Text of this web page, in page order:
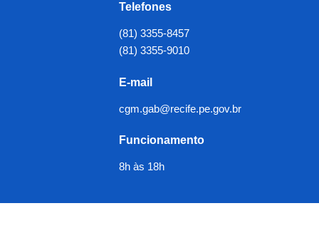
Telefones
(81) 3355-8457
(81) 3355-9010
E-mail
cgm.gab@recife.pe.gov.br
Funcionamento
8h às 18h